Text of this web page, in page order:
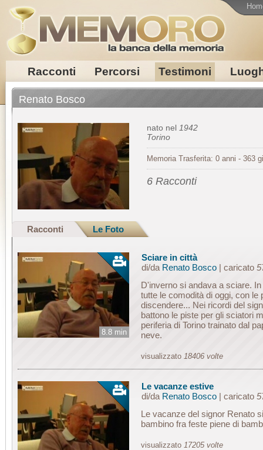
Racconti Percorsi Testimoni
Renato Bosco
nato nel 1942
Torino
Memoria Trasferita: 0 anni - 363
6 Racconti
Racconti Le Foto
8.8 min
Sciare in città
di/da Renato Bosco| caricato
D'inverno si andava a sciare.
tutte le comodità di oggi, con le
discendere... Nei ricordi del
battono le piste per gli sciatori
periferia di Torino trainato dal
neve.
visualizzato 18406 volte
Le vacanze estive
di/da Renato Bosco| caricato
Le vacanze del signor Renato
bambino fra feste piene di
visualizzato 17205 volte